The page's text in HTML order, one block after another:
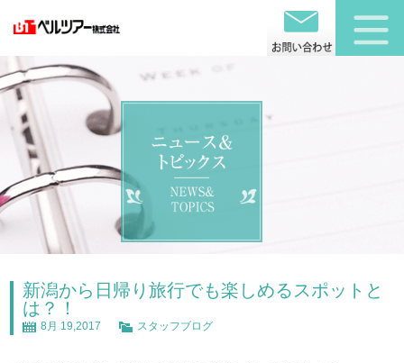
新潟から日帰り旅行でも楽しめるスポットと
は？！
8月 19,2017 スタッフブログ